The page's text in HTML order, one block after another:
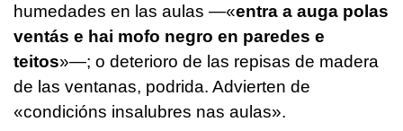
humedades en las aulas —«entra a auga polas
ventás e hai mofo negro en paredes e
teitos»—; o deterioro de las repisas de madera
de las ventanas, podrida. Advierten de
«condicións insalubres nas aulas».